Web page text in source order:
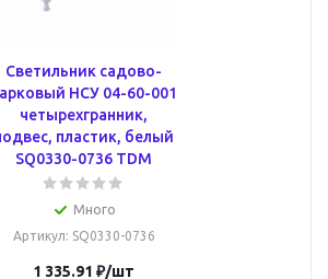
Светильник садово-
НСУ 04-60-001
четырехгранник,
пластик, белый
SQ0330-0736 TDM
Много
Артикул: SQ0330-0736
1 335.91 ₽/шт